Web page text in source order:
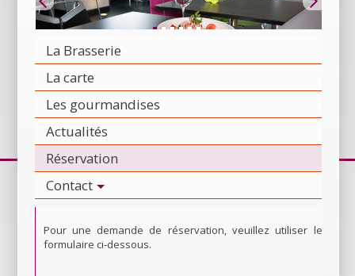
La Brasserie
La carte
Les gourmandises
Actualités
Réservation
Contact
Pour une demande de réservation, veuillez utiliser le
formulaire ci-dessous.